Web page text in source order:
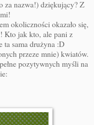
za nazwa!) dziękujący? Z
okoliczności okazało się,
Kto jak kto, ale pani z
ta sama drużyna :D
przeze mnie) kwiatów.
pozytywnych myśli na